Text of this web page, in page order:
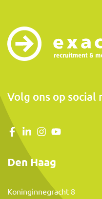
Volg ons op social
Den Haag
Koninginnegracht 8